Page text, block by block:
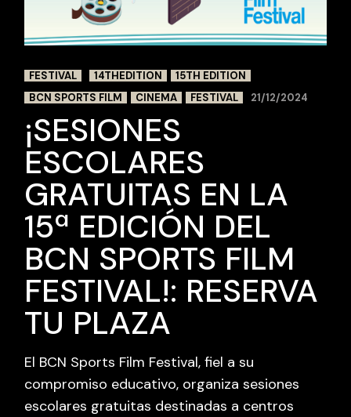
FESTIVAL 14THEDITION
15TH EDITION
BCN SPORTS FILM
CINEMA FESTIVAL 21/12/2024
¡SESIONES
ESCOLARES
GRATUITAS EN LA
15ª EDICIÓN DEL
BCN SPORTS FILM
FESTIVAL!: RESERVA
TU PLAZA
El BCN Sports Film Festival, fiel a su
compromiso educativo, organiza sesiones
escolares gratuitas destinadas a centros